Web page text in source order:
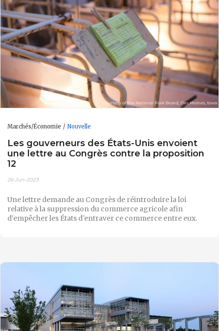
Marchés/Économie Nouvelle
Les gouverneurs des États-Unis envoient
une lettre au Congrès contre la proposition
12
26-Jun-2023
Une lettre demande au Congrès de réintroduire la loi
relative à la suppression du commerce agricole afin
d'empêcher les États d'entraver ce commerce entre eux.